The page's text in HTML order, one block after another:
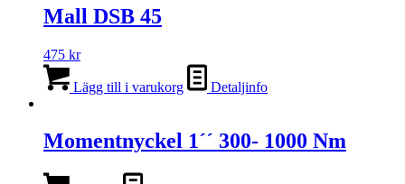
Mall DSB 45
475 kr
Lägg till i varukorg Detaljinfo
Momentnyckel 1´´ 300- 1000 Nm